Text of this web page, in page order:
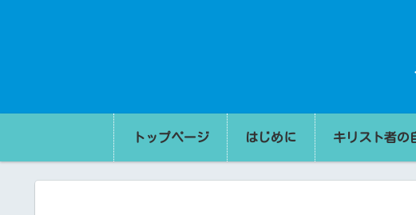
トップページ はじめに キリスト者の